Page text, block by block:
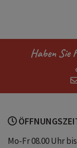
Haben Sie
Mo-Fr 08.00 Uhr